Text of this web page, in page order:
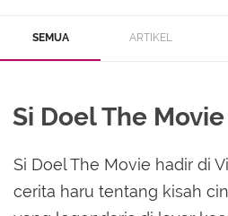
SEMUA ARTIKEL
Si Doel The Movie
Si Doel The Movie hadir di
cerita haru tentang kisah